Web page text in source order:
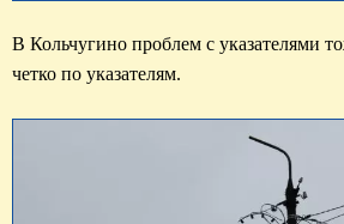
В Кольчугино проблем с указателями
четко по указателям.